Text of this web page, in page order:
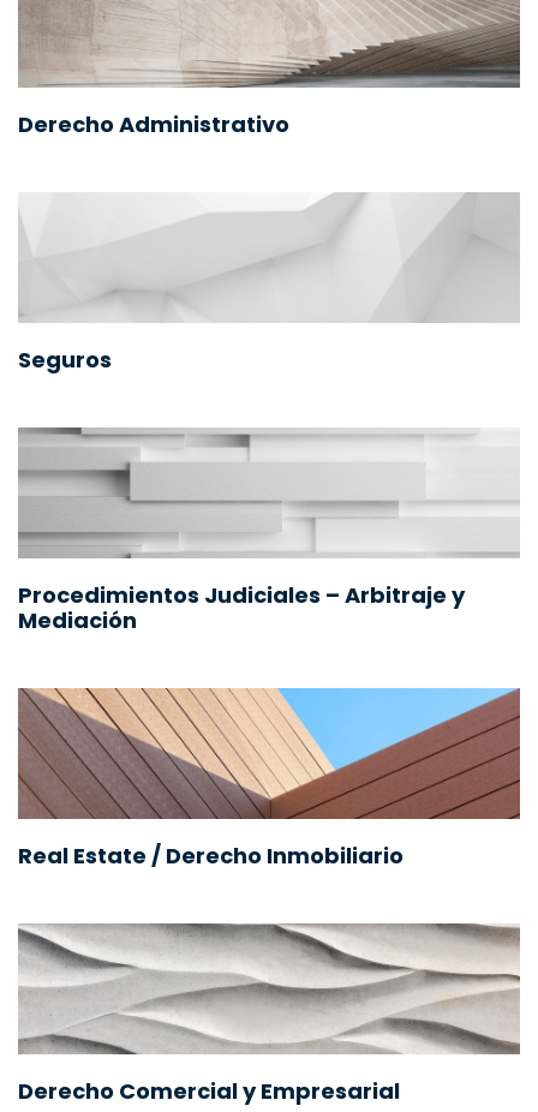
Derecho Administrativo
Seguros
Procedimientos Judiciales – Arbitraje y
Mediación
Real Estate / Derecho Inmobiliario
Derecho Comercial y Empresarial